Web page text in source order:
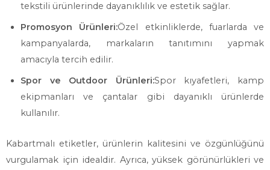
tekstili ürünlerinde dayanıklılık ve estetik sağlar.
Promosyon Ürünleri:Özel etkinliklerde, fuarlarda ve
kampanyalarda, markaların tanıtımını yapmak
amacıyla tercih edilir.
Spor ve Outdoor Ürünleri:Spor kıyafetleri, kamp
ekipmanları ve çantalar gibi dayanıklı ürünlerde
kullanılır.
Kabartmalı etiketler, ürünlerin kalitesini ve özgünlüğünü
vurgulamak için idealdir. Ayrıca, yüksek görünürlükleri ve